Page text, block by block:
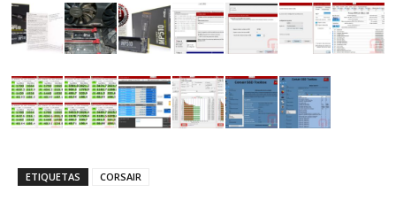
ETIQUETAS CORSAIR